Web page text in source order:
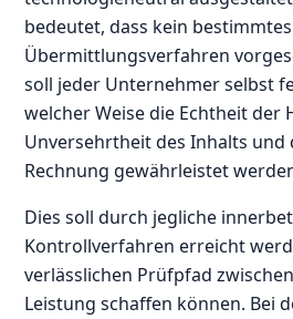
bedeutet, dass kein
Übermittlungsverfahren
soll jeder Unternehmer selbst
welcher Weise die Echtheit der
Unversehrtheit des Inhalts und
Rechnung gewährleistet
Dies soll durch jegliche
Kontrollverfahren erreicht
verlässlichen Prüfpfad
Leistung schaffen können. Bei